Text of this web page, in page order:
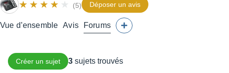
(5) Déposer un avis
Vue d’ensemble Avis Forums
Créer un sujet 3 sujets trouvés